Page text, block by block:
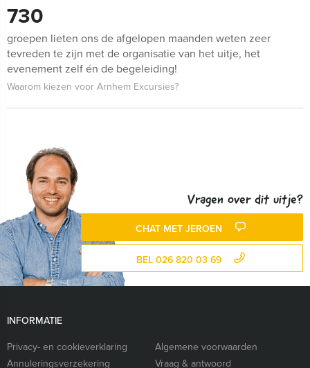
730
groepen lieten ons de afgelopen maanden weten zeer
tevreden te zijn met de organisatie van het uitje, het
evenement zelf én de begeleiding!
Waarom kiezen voor Arnhem Excursies?
Vragen over dit uitje?
CHAT MET JEROEN
BEL 026 820 03 69
INFORMATIE
Privacy- en cookieverklaring
Algemene voorwaarden
Annuleringsverzekering
Vraag & antwoord